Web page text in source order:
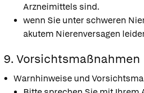
Arzneimittels sind.
wenn Sie unter schweren
akutem Nierenversagen
9. Vorsichtsmaßnahmen
Warnhinweise und